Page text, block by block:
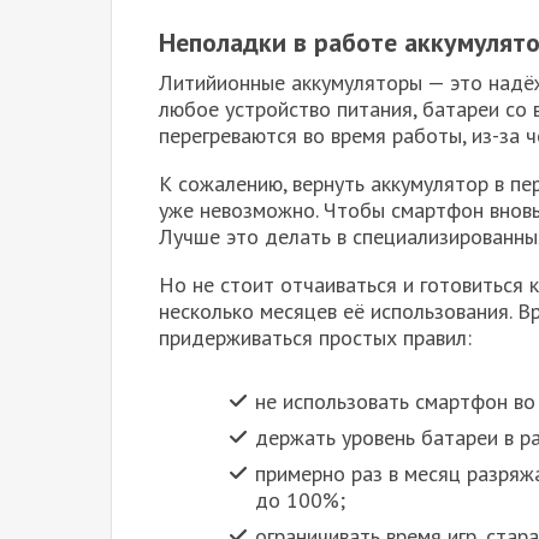
Неполадки в работе
Литийионные аккумуляторы — это
любое устройство питания, батареи
перегреваются во время работы, из-за
К сожалению, вернуть аккумулятор в
уже невозможно. Чтобы смартфон
Лучше это делать в
Но не стоит отчаиваться и
несколько месяцев её использования.
придерживаться простых правил:
не использовать смартфон
держать уровень батареи в
примерно раз в месяц
до 100%;